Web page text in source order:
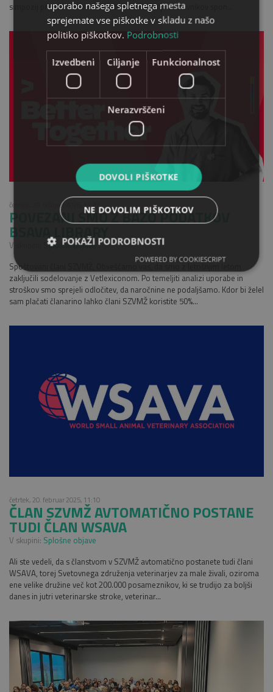
simpozij privabil več kot 400 udeležencev in predstavnikov spon...
četrtek, 20. februar 2025, 11:22
POVEZANI SMO Z BAZO PODATKOV
BSAVA LIBRARY
V skupini:
Splošne objave
Spoštovani člani SZVMŽ, Obveščamo vas, da smo z letošnjim letom
zaključili sodelovanje z Vetlexiconom. Po temeljiti analizi uporabe in
stroškov smo sprejeli odločitev, da naročnine ne podaljšamo. Kdor bi želel
sam plačati članarino lahko člani SZVMŽ koristite 50%...
četrtek, 20. februar 2025, 11:10
ČLAN SZVMŽ AVTOMATIČNO POSTANE
TUDI ČLAN WSAVA
V skupini: Splošne objave
Ali ste vedeli, da s članstvom v SZVMŽ avtomatično postanete tudi člani
WSAVA, torej Svetovnega združenja veterinarjev za male živali, oziroma
ene velike družine več kot 200.000 posameznikov, ki se trudijo za boljši
danes in jutri veterinarske stroke, veterinar...
uporabo našega spletnega mesta
sprejemate vse piškotke v skladu z našo
politiko piškotkov. Podrobnosti
Izvedbeni Ciljanje Funkcionalnost
Nerazvrščeni
DOVOLI PIŠKOTKE
NE DOVOLIM PIŠKOTKOV
POKAŽI PODROBNOSTI
POWERED BY COOKIESCRIPT